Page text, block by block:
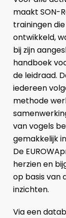
maakt SON-
trainingen
ontwikkeld,
bij zijn
handboek
de leidraad.
iedereen
methode
van vogels
gemakkelijk
De
herzien en
op basis van
inzichten.
Via een